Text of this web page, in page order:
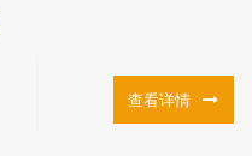
查看详情